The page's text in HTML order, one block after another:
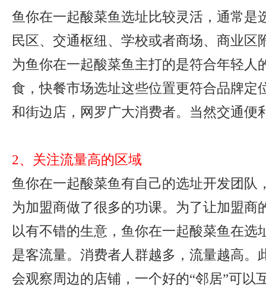
鱼你在一起酸菜鱼选址比较灵活，通常是
民区、交通枢纽、学校或者商场、商业区
为鱼你在一起酸菜鱼主打的是符合年轻人
食，快餐市场选址这些位置更符合品牌定
和街边店，网罗广大消费者。当然交通便
2、关注流量高的区域
鱼你在一起酸菜鱼有自己的选址开发团队
为加盟商做了很多的功课。为了让加盟商
以有不错的生意，鱼你在一起酸菜鱼在选
是客流量。消费者人群越多，流量越高。
会观察周边的店铺，一个好的“邻居”可以